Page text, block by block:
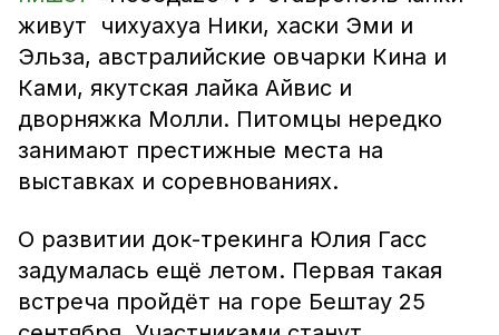
живут чихуахуа Ники, хаски Эми и
Эльза, австралийские овчарки Кина и
Ками, якутская лайка Айвис и
дворняжка Молли. Питомцы нередко
занимают престижные места на
выставках и соревнованиях.
О развитии док-трекинга Юлия Гасс
задумалась ещё летом. Первая такая
встреча пройдёт на горе Бештау 25